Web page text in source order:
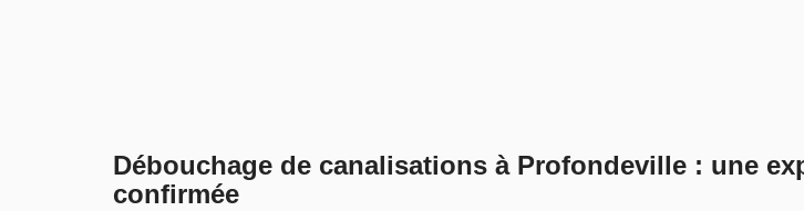
Débouchage de canalisations à Profondeville : une
confirmée